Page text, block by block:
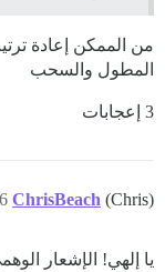
من الممكن إعادة
المطول والسحب
3 إعجابات
ChrisBeach (Chris)
6
يا إلهي! الإشعار